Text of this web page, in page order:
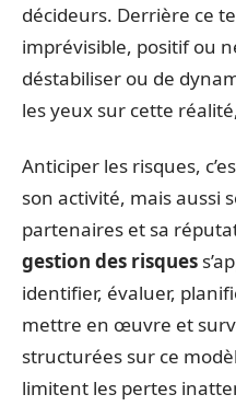
décideurs. Derrière ce
imprévisible, positif ou
déstabiliser ou de
les yeux sur cette
Anticiper les risques,
son activité, mais aussi
partenaires et sa
gestion des risques
identifier, évaluer,
mettre en œuvre et
structurées sur ce
limitent les pertes